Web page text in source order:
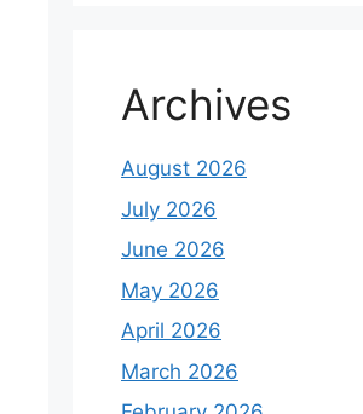
Archives
August 2026
July 2026
June 2026
May 2026
April 2026
March 2026